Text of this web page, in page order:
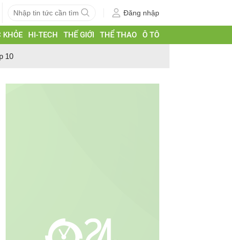
Đăng nhập
KHỎE HI-TECH THẾ GIỚI THỂ THAO Ô TÔ
10